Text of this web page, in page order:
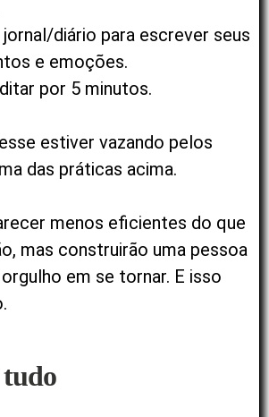
jornal/diário para escrever seus
e emoções.
por 5 minutos.
estiver vazando pelos
das práticas acima.
menos eficientes do que
mas construirão uma pessoa
em se tornar. E isso